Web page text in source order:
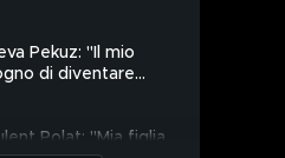
Pekuz: "Il mio
di diventare
Polat: "Mia figlia